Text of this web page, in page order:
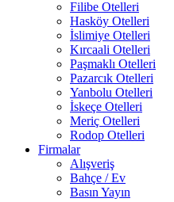
Filibe Otelleri
Hasköy Otelleri
İslimiye Otelleri
Kırcaali Otelleri
Paşmaklı Otelleri
Pazarcık Otelleri
Yanbolu Otelleri
İskeçe Otelleri
Meriç Otelleri
Rodop Otelleri
Firmalar
Alışveriş
Bahçe / Ev
Basın Yayın